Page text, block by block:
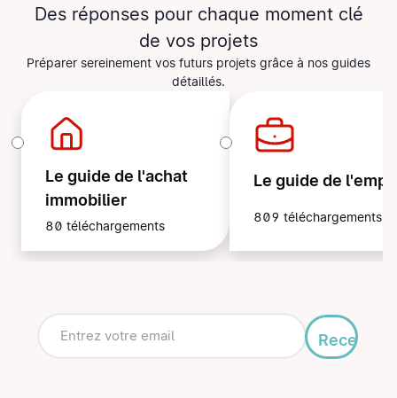
Des réponses pour chaque moment clé
de vos projets
Préparer sereinement vos futurs projets grâce à nos guides
détaillés.
Le guide de l'achat
immobilier
80 téléchargements
Le guide de
809 téléchargements
Recevoir
mon